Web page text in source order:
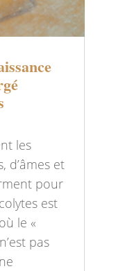
les
d’âmes et
pour
est
le «
pas